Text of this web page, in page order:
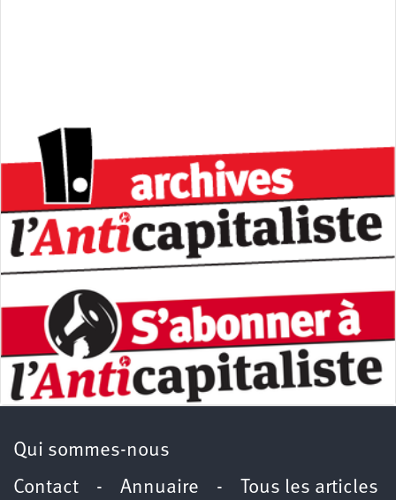
Qui sommes-nous
Contact - Annuaire -
Tous les articles